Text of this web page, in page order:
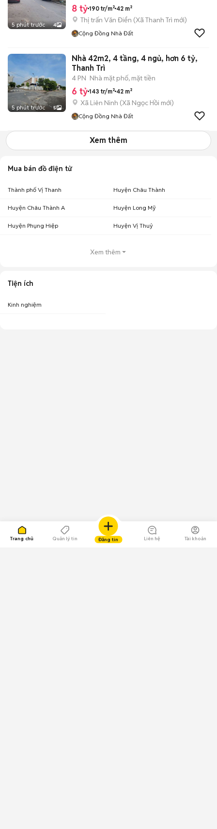
Trang chủ Quản lý tin Đăng tin Liên hệ Tài khoản
5 phút trước 4
8 tỷ 190 tr/m² 42 m²
Thị trấn Văn Điển (Xã Thanh Trì mới)
Cộng Đồng Nhà Đất
5 phút trước 5
Nhà 42m2, 4 tầng, 4 ngủ, hơn 6 tỷ,
Thanh Trì
4 PN Nhà mặt phố, mặt tiền
6 tỷ 143 tr/m² 42 m²
Xã Liên Ninh (Xã Ngọc Hồi mới)
Cộng Đồng Nhà Đất
Xem thêm
Mua bán đồ điện tử
Thành phố Vị Thanh Huyện Châu Thành
Huyện Châu Thành A Huyện Long Mỹ
Huyện Phụng Hiệp Huyện Vị Thuỷ
Xem thêm
Tiện ích
Kinh nghiệm